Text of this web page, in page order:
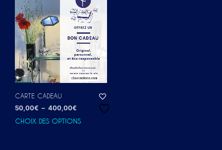
CARTE CADEAU
50,00€ – 400,00€
de
prix :
CHOIX DES OPTIONS